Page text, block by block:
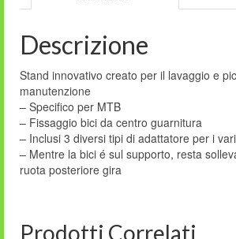
Descrizione
Stand innovativo creato per il lavaggio e
manutenzione
– Specifico per MTB
– Fissaggio bici da centro guarnitura
– Inclusi 3 diversi tipi di adattatore per i
– Mentre la bici é sul supporto, resta
ruota posteriore gira
Prodotti Correlati